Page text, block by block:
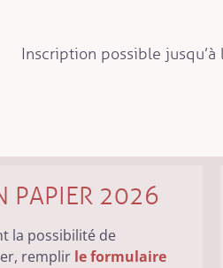
Inscription possible
PAPIER 2026
la possibilité de
remplir le formulaire